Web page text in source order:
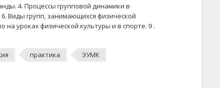
4. Процессы групповой динамики в
Виды групп, занимающихся физической
на уроках физической культуры и в спорте. 9 .
практика ЭУМК